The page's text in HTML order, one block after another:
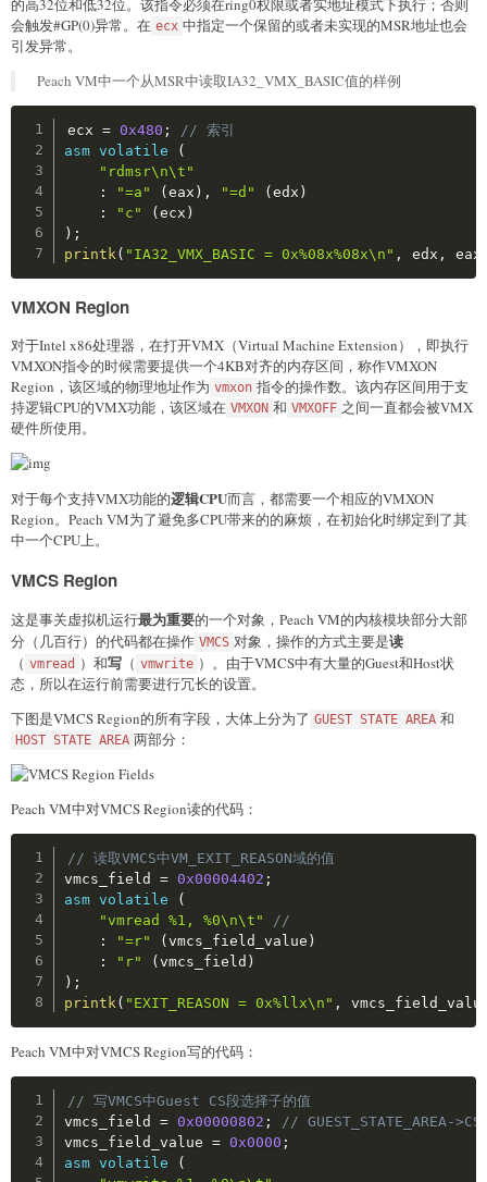
的高32位和低32位。该指令必须在ring0权限或者实地址模式下执行；否则
会触发#GP(0)异常。在 ecx 中指定一个保留的或者未实现的MSR地址也会
引发异常。
Peach VM中一个从MSR中读取IA32_VMX_BASIC值的样例
ecx = 0x480 ;
// 索引
asm volatile
(
"rdmsr\n\t"
:
"=a" (eax ) , "=d" (edx )
:
"c" (ecx )
) ;
printk ( "IA32_VMX_BASIC = 0x%08x%08x\n" , edx , eax
VMXON Region
对于Intel x86处理器，在打开VMX（Virtual Machine Extension），即执行
VMXON指令的时候需要提供一个4KB对齐的内存区间，称作VMXON
Region，该区域的物理地址作为 vmxon 指令的操作数。该内存区间用于支
持逻辑CPU的VMX功能，该区域在 VMXON 和 VMXOFF 之间一直都会被VMX
硬件所使用。
对于每个支持VMX功能的逻辑CPU而言，都需要一个相应的VMXON
Region。Peach VM为了避免多CPU带来的的麻烦，在初始化时绑定到了其
中一个CPU上。
VMCS Region
这是事关虚拟机运行最为重要的一个对象，Peach VM的内核模块部分大部
分（几百行）的代码都在操作 VMCS 对象，操作的方式主要是读
（ vmread ）和写 （ vmwrite ）。由于VMCS中有大量的Guest和Host状
态，所以在运行前需要进行冗长的设置。
下图是VMCS Region的所有字段，大体上分为了 GUEST STATE AREA 和
HOST STATE AREA 两部分：
Peach VM中对VMCS Region读的代码：
// 读取VMCS中VM_EXIT_REASON域的值
vmcs_field = 0x00004402 ;
asm volatile
(
"vmread %1, %0\n\t"
//
:
"=r" (vmcs_field_value )
:
"r" (vmcs_field )
) ;
printk ( "EXIT_REASON = 0x%llx\n" ,
Peach VM中对VMCS Region写的代码：
// 写VMCS中Guest CS段选择子的值
vmcs_field = 0x00000802 ;
// GUEST_STATE_AREA-
vmcs_field_value = 0x0000 ;
asm volatile
(